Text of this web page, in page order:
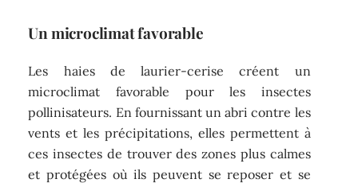
Un microclimat favorable
Les haies de laurier-cerise créent un
microclimat favorable pour les insectes
pollinisateurs. En fournissant un abri contre les
vents et les précipitations, elles permettent à
ces insectes de trouver des zones plus calmes
et protégées où ils peuvent se reposer et se